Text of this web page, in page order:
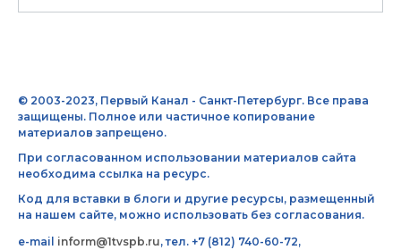
© 2003-2023, Первый Канал - Санкт-Петербург. Все права
защищены. Полное или частичное копирование
материалов запрещено.
При согласованном использовании материалов сайта
необходима ссылка на ресурс.
Код для вставки в блоги и другие ресурсы, размещенный
на нашем сайте, можно использовать без согласования.
e-mail inform@1tvspb.ru, тел. +7 (812) 740-60-72,